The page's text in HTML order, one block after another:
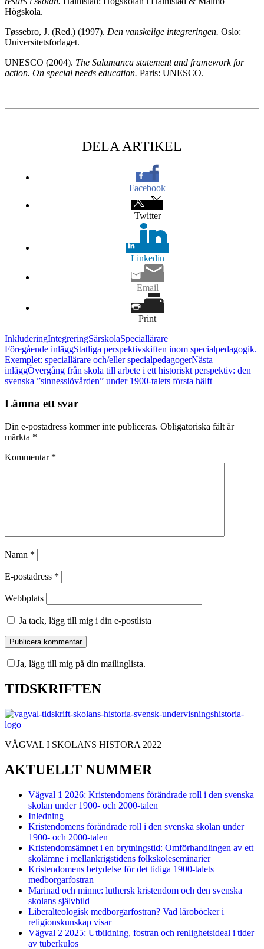
Högskola.
Tøssebro, J. (Red.) (1997). Den vanskelige integreringen. Oslo:
Universitetsforlaget.
UNESCO (2004). The Salamanca statement and framework for
action. On special needs education. Paris: UNESCO.
DELA ARTIKEL
Facebook
Twitter
Linkedin
Email
Print
InkluderingIntegreringSärskolaSpeciallärare
Inläggsnavigering
Föregående inläggStatliga perspektivskiften inom specialpedagogik.
Exemplet: speciallärare och/eller specialpedagogerNästa
inläggÖvergång från skola till arbete i ett historiskt perspektiv: den
svenska ”sinnesslövården” under 1900-talets första hälft
Lämna ett svar
Din e-postadress kommer inte publiceras. Obligatoriska fält är
märkta *
Kommentar *
Namn *
E-postadress *
Webbplats
Ja tack, lägg till mig i din e-postlista
Ja, lägg till mig på din mailinglista.
TIDSKRIFTEN
VÄGVAL I SKOLANS HISTORA 2022
AKTUELLT NUMMER
Vägval 1 2026: Kristendomens förändrade roll i den svenska
skolan under 1900- och 2000-talen
Inledning
Kristendomens förändrade roll i den svenska skolan under
1900- och 2000-talen
Kristendomsämnet i en brytningstid: Omförhandlingen av ett
skolämne i mellankrigstidens folkskoleseminarier
Kristendomens betydelse för det tidiga 1900-talets
medborgarfostran
Marinad och minne: luthersk kristendom och den svenska
skolans självbild
Liberalteologisk medborgarfostran? Vad läroböcker i
religionskunskap visar
Vägval 2 2025: Utbildning, fostran och renlighetsideal i tider
av tuberkulos